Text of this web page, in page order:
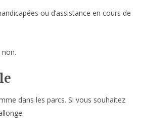
ou d’assistance en cours de
dans les parcs. Si vous souhaitez